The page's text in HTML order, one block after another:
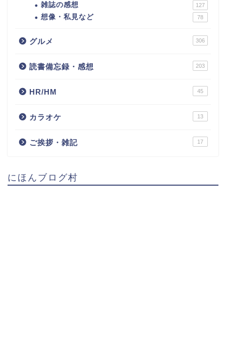
雑誌の感想 127
想像・私見など 78
グルメ 306
読書備忘録・感想 203
HR/HM 45
カラオケ 13
ご挨拶・雑記 17
にほんブログ村